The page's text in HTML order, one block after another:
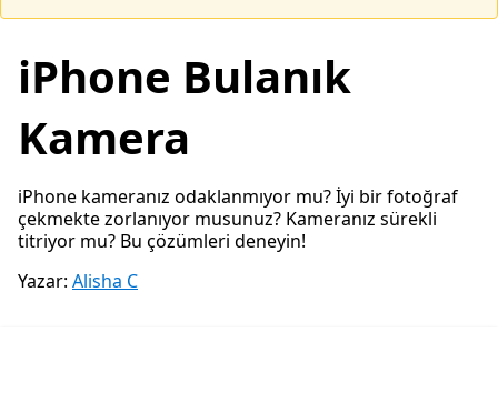
iPhone Bulanık
Kamera
iPhone kameranız odaklanmıyor mu? İyi bir fotoğraf
çekmekte zorlanıyor musunuz? Kameranız sürekli
titriyor mu? Bu çözümleri deneyin!
Yazar: Alisha C